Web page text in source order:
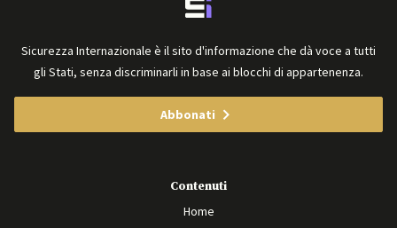
Sicurezza Internazionale è il sito d'informazione che dà voce a tutti
gli Stati, senza discriminarli in base ai blocchi di appartenenza.
Abbonati
Contenuti
Home